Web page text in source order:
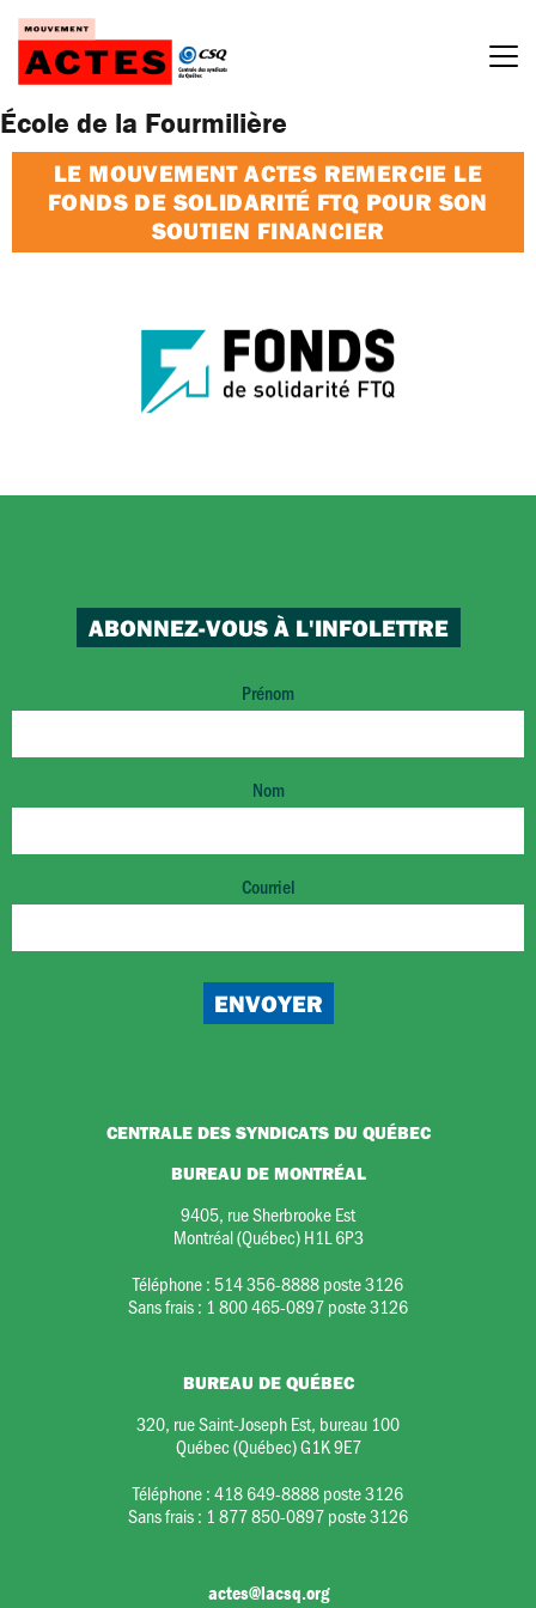
Passer
contenu
École de la Fourmilière
LE MOUVEMENT ACTES REMERCIE LE
FONDS DE SOLIDARITÉ FTQ POUR SON
SOUTIEN FINANCIER
ABONNEZ-VOUS À L'INFOLETTRE
Prénom
Nom
Courriel
CENTRALE DES SYNDICATS DU QUÉBEC
BUREAU DE MONTRÉAL
9405, rue Sherbrooke Est
Montréal (Québec) H1L 6P3
Téléphone : 514 356-8888 poste 3126
Sans frais : 1 800 465-0897 poste 3126
BUREAU DE QUÉBEC
320, rue Saint-Joseph Est, bureau 100
Québec (Québec) G1K 9E7
Téléphone :418 649-8888 poste 3126
Sans frais : 1 877 850-0897 poste 3126
actes@lacsq.org